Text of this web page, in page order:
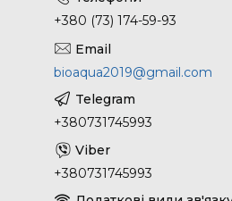
+380 (73) 174-59-93
bioaqua2019@gmail.com
+380731745993
+380731745993